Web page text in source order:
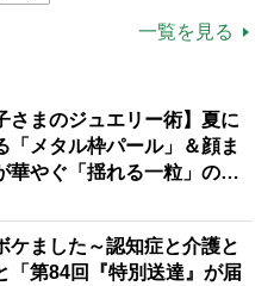
術
一覧を見る
さまのジュエリー術】夏に
「メタル枠パール」＆顔ま
華やぐ「揺れる一粒」の使
ケました～認知症と介護と
「第84回『特別送達』が届